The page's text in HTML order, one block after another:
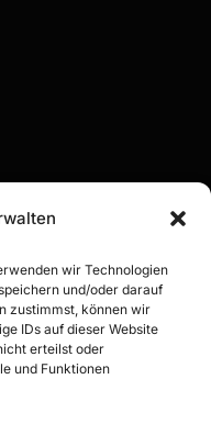
wir Technologien
und/oder darauf
zustimmst, können wir
IDs auf dieser Website
erteilst oder
und Funktionen